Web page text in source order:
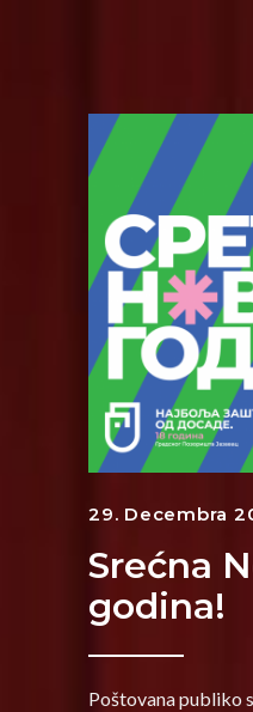
29. Decembra
Srećna
godina!
Poštovana publiko